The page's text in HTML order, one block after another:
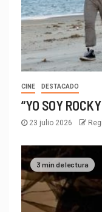
CINE DESTACADO
“YO SOY
23 julio 2026
3 min de lectura